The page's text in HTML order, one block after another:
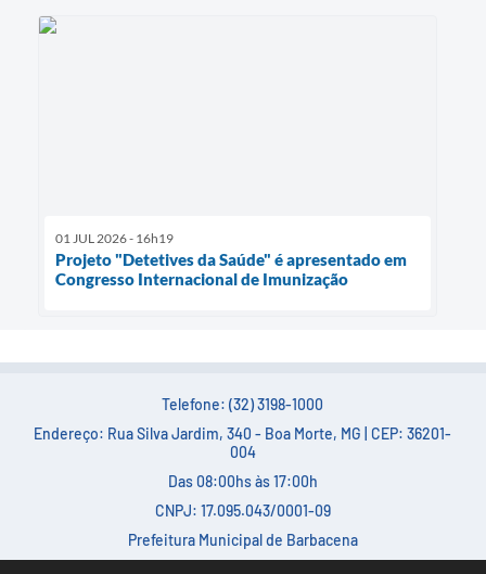
01 JUL 2026 - 16h19
Projeto "Detetives da Saúde" é apresentado em
Congresso Internacional de Imunização
Telefone: (32) 3198-1000
Endereço: Rua Silva Jardim, 340 - Boa Morte, MG | CEP: 36201-
004
Das 08:00hs às 17:00h
CNPJ: 17.095.043/0001-09
Prefeitura Municipal de Barbacena